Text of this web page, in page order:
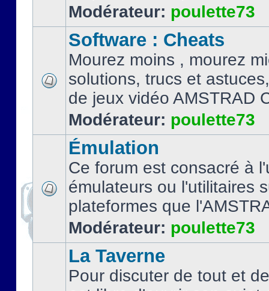
Modérateur: poulette73
Software : Cheats
Mourez moins , mourez
solutions, trucs et
de jeux vidéo AMSTRAD
Modérateur: poulette73
Émulation
Ce forum est consacré à
émulateurs ou l'utilitaires
plateformes que
Modérateur: poulette73
La Taverne
Pour discuter de tout et